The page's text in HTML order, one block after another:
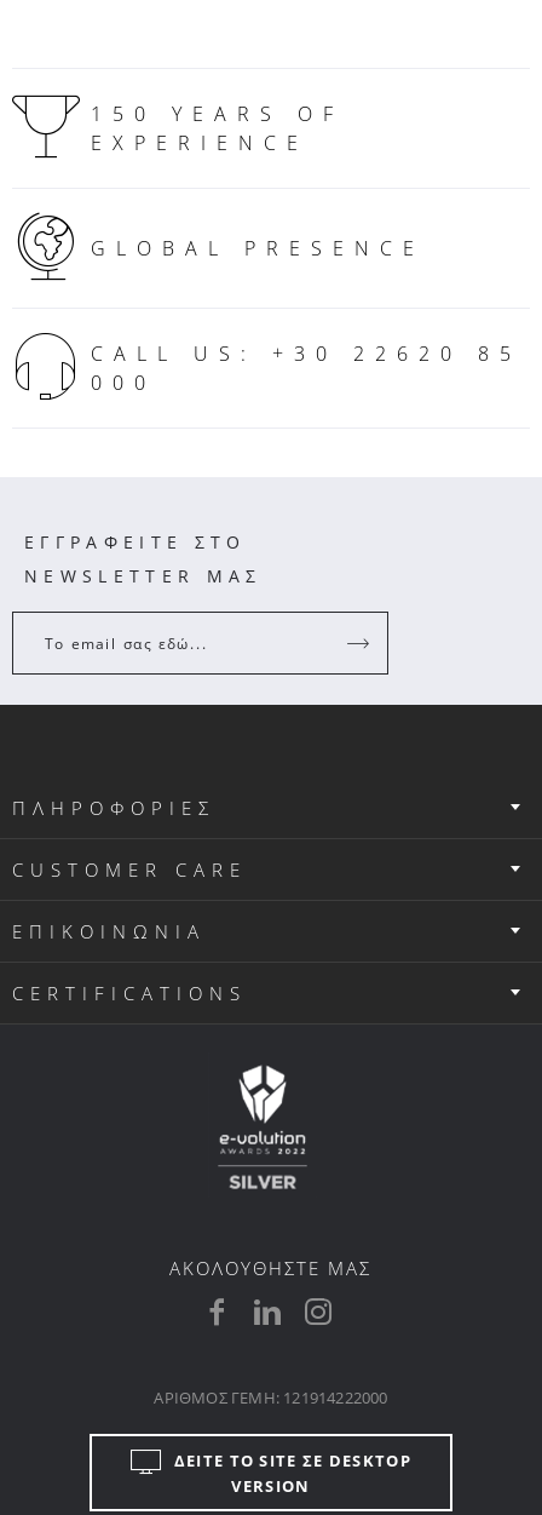
150 YEARS OF
EXPERIENCE
GLOBAL PRESENCE
CALL US: +30 22620 85
000
ΕΓΓΡΑΦΕΙΤΕ ΣΤΟ
NEWSLETTER ΜΑΣ
Το email σας εδώ...
ΠΛΗΡΟΦΟΡΙΕΣ
CUSTOMER CARE
ΕΠΙΚΟΙΝΩΝΙΑ
CERTIFICATIONS
ΑΚΟΛΟΥΘΗΣΤΕ ΜΑΣ
ΔΕΙΤΕ ΤΟ SITE ΣΕ DESKTOP
VERSION
ΑΡΙΘΜΟΣ ΓΕΜΗ: 121914222000